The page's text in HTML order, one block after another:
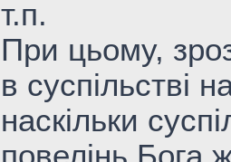
т.п.
При цьому,
в суспільстві
наскільки